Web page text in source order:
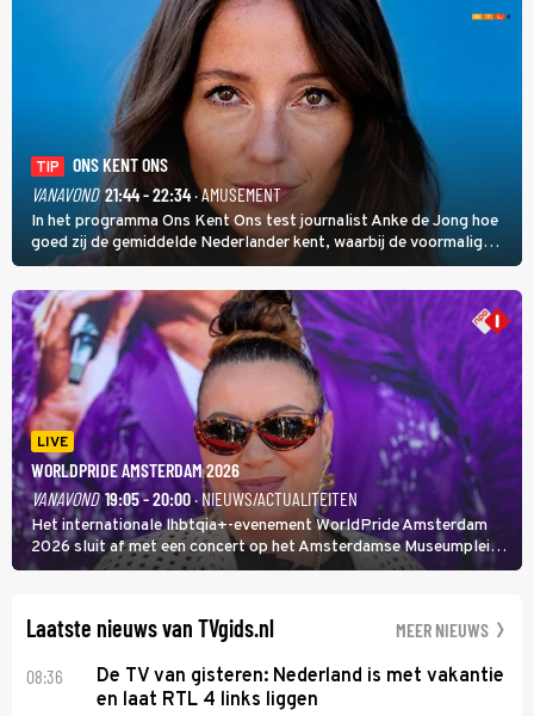
TIP
ONS KENT ONS
VANAVOND 21:44 - 22:34· AMUSEMENT
In het programma Ons Kent Ons test journalist Anke de Jong hoe
goed zij de gemiddelde Nederlander kent, waarbij de voormalig
hoofdredacteur van modebladen Glamour en Elle het samen met
rapper Keizer opneemt tegen Edson da Graça en Marc-Marie
Huijbregts.
LIVE
WORLDPRIDE AMSTERDAM 2026
VANAVOND 19:05 - 20:00· NIEUWS/ACTUALITEITEN
Het internationale lhbtqia+-evenement WorldPride Amsterdam
2026 sluit af met een concert op het Amsterdamse Museumplein.
Anita Doth is een van de optredende artiesten. In de jaren 90
Laatste nieuws van TVgids.nl MEER NIEUWS
08:36
De TV van gisteren: Nederland is met vakantie
en laat RTL 4 links liggen